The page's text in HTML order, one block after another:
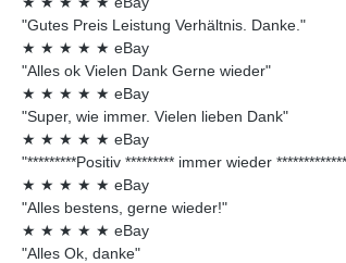
"Gutes Preis Leistung Verhältnis. Danke."
★ ★ ★ ★ ★ eBay
"Alles ok Vielen Dank Gerne wieder"
★ ★ ★ ★ ★ eBay
"Super, wie immer. Vielen lieben Dank"
★ ★ ★ ★ ★ eBay
"*********Positiv ********* immer wieder
★ ★ ★ ★ ★ eBay
"Alles bestens, gerne wieder!"
★ ★ ★ ★ ★ eBay
"Alles Ok, danke"